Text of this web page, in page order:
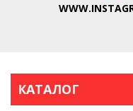
КАТАЛОГ